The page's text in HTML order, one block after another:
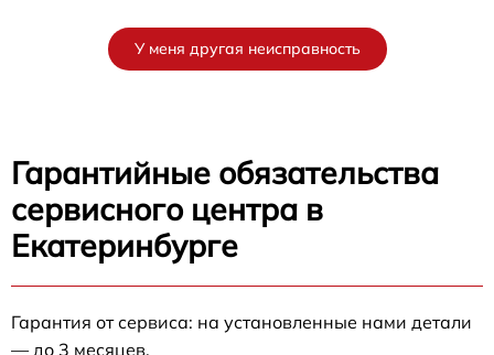
У меня другая неисправность
Гарантийные обязательства
сервисного центра в
Екатеринбурге
Гарантия от сервиса: на установленные нами детали
— до 3 месяцев.